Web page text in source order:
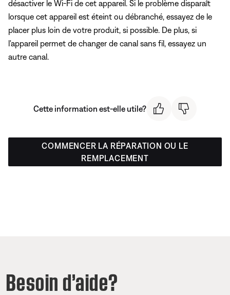
désactiver le Wi-Fi de cet appareil. Si le problème disparaît
lorsque cet appareil est éteint ou débranché, essayez de le
placer plus loin de votre produit, si possible. De plus, si
l'appareil permet de changer de canal sans fil, essayez un
autre canal.
Cette information est-elle utile?
COMMENCER LA RÉPARATION OU LE
REMPLACEMENT
Besoin d’aide?